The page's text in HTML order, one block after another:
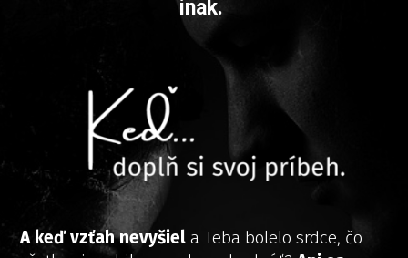
inak.
A keď vzťah nevyšiel a Teba bolelo srdce, čo